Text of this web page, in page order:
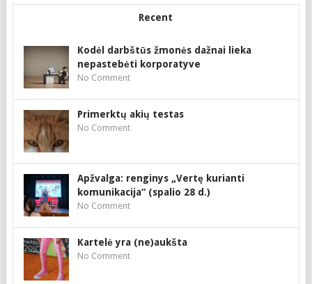
Recent
Kodėl darbštūs žmonės dažnai lieka
nepastebėti korporatyve
No Comment
Primerktų akių testas
No Comment
Apžvalga: renginys „Vertę kurianti
komunikacija“ (spalio 28 d.)
No Comment
Kartelė yra (ne)aukšta
No Comment